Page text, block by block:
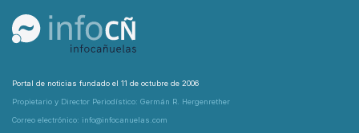
Portal de noticias fundado el 11 de octubre de 2006
Propietario y Director Periodístico: Germán R. Hergenrether
Correo electrónico: info@infocanuelas.com